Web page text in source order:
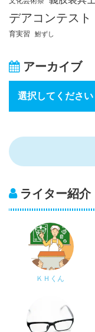
デアコンテスト
育実習
鮒ずし
アーカイブ
ライター紹介
ＫＨくん